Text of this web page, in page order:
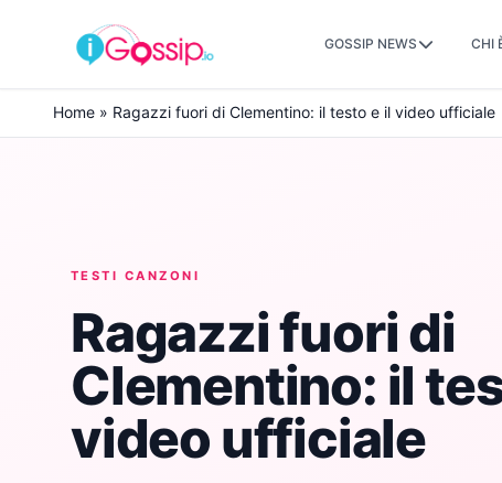
Skip to content
GOSSIP NEWS CHI
Home » Ragazzi fuori di Clementino: il testo e il video ufficiale
TESTI CANZONI
Ragazzi fuori di
Clementino: il
video ufficiale